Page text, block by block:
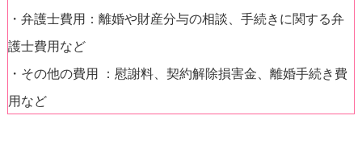
・弁護士費用：離婚や財産分与の相談、手続きに関する弁
護士費用など
・その他の費用 ：慰謝料、契約解除損害金、離婚手続き費
用など